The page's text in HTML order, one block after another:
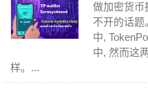
做加密货币
不开的话题
中,
中, 然而这
样。...